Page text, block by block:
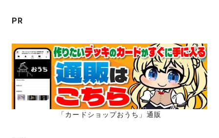
ン
PR
「カードショップおうち」通販